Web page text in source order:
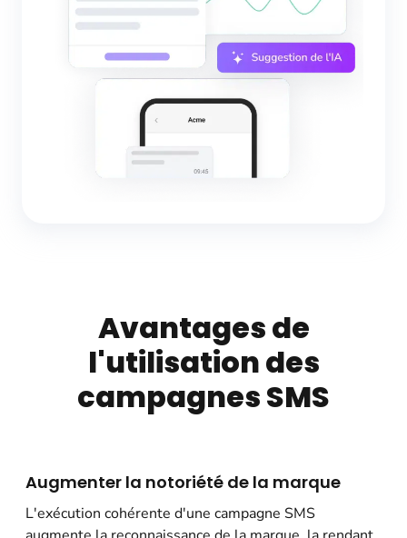
Avantages de
l'utilisation des
campagnes SMS
Augmenter la notoriété de la marque
L'exécution cohérente d'une campagne SMS